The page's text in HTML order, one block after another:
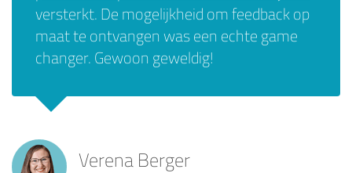
versterkt. De mogelijkheid om feedback op
maat te ontvangen was een echte game
changer. Gewoon geweldig!
Verena Berger